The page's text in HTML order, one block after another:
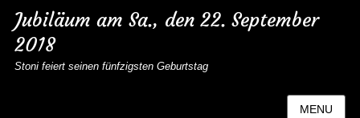
Jubiläum am Sa., den 22. September
2018
Stoni feiert seinen fünfzigsten Geburtstag
MENU